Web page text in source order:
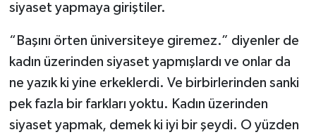
siyaset yapmaya giriştiler.
“Başını örten üniversiteye giremez.” diyenler de
kadın üzerinden siyaset yapmışlardı ve onlar da
ne yazık ki yine erkeklerdi. Ve birbirlerinden sanki
pek fazla bir farkları yoktu. Kadın üzerinden
siyaset yapmak, demek ki iyi bir şeydi. O yüzden